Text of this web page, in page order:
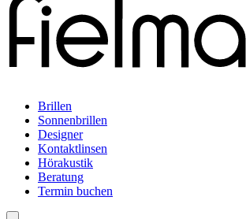
Brillen
Sonnenbrillen
Designer
Kontaktlinsen
Hörakustik
Beratung
Termin buchen